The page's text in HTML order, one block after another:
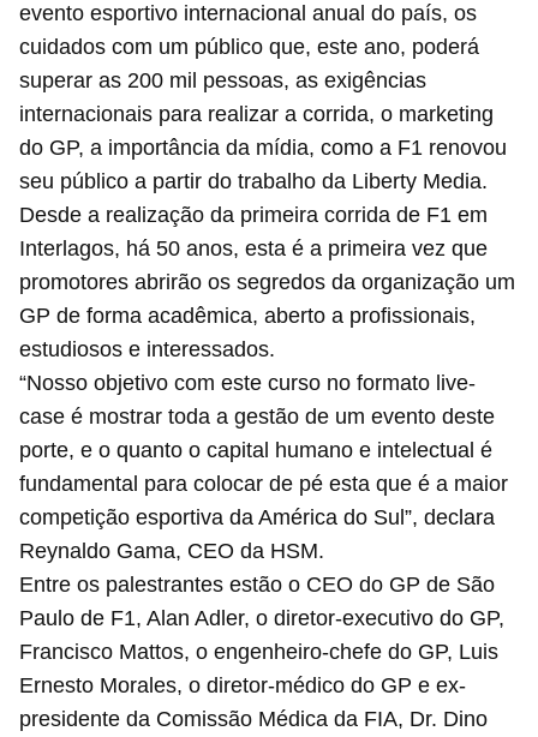
evento esportivo internacional anual do país, os
cuidados com um público que, este ano, poderá
superar as 200 mil pessoas, as exigências
internacionais para realizar a corrida, o marketing
do GP, a importância da mídia, como a F1 renovou
seu público a partir do trabalho da Liberty Media.
Desde a realização da primeira corrida de F1 em
Interlagos, há 50 anos, esta é a primeira vez que
promotores abrirão os segredos da organização um
GP de forma acadêmica, aberto a profissionais,
estudiosos e interessados.
“Nosso objetivo com este curso no formato live-
case é mostrar toda a gestão de um evento deste
porte, e o quanto o capital humano e intelectual é
fundamental para colocar de pé esta que é a maior
competição esportiva da América do Sul”, declara
Reynaldo Gama, CEO da HSM.
Entre os palestrantes estão o CEO do GP de São
Paulo de F1, Alan Adler, o diretor-executivo do GP,
Francisco Mattos, o engenheiro-chefe do GP, Luis
Ernesto Morales, o diretor-médico do GP e ex-
presidente da Comissão Médica da FIA, Dr. Dino